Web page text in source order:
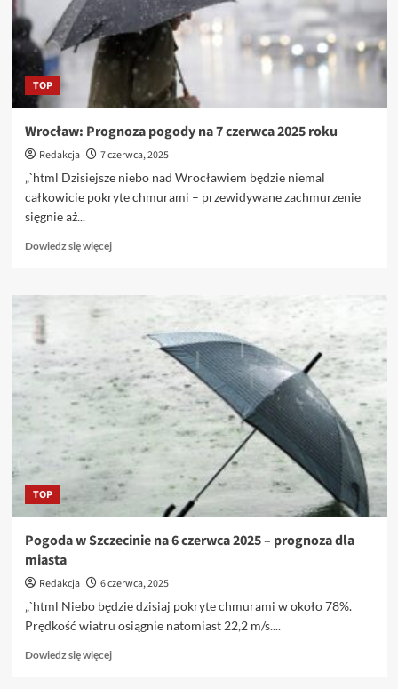
błąd
arystokrację
uczonych,
tworząc
fikcyjne
TOP
Wrocław: Prognoza pogody na 7 czerwca 2025 roku
Redakcja
7 czerwca, 2025
„`html Dzisiejsze niebo nad Wrocławiem będzie niemal
całkowicie pokryte chmurami – przewidywane zachmurzenie
sięgnie aż...
Dowiedz się więcejDowiedz
Prognoza
7
czerwca
2025
roku
TOP
Pogoda w Szczecinie na 6 czerwca 2025 – prognoza dla
miasta
Redakcja
6 czerwca, 2025
„`html Niebo będzie dzisiaj pokryte chmurami w około 78%.
Prędkość wiatru osiągnie natomiast 22,2 m/s....
Dowiedz się więcejDowiedz